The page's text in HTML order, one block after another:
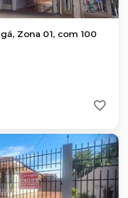
Zona 01, com 100